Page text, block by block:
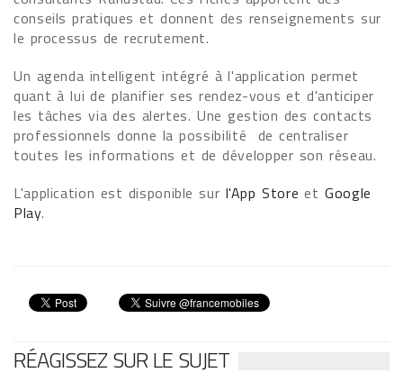
conseils pratiques et donnent des renseignements sur
le processus de recrutement.
Un agenda intelligent intégré à l'application permet
quant à lui de planifier ses rendez-vous et d'anticiper
les tâches via des alertes. Une gestion des contacts
professionnels donne la possibilité de centraliser
toutes les informations et de développer son réseau.
L'application est disponible sur l'App Storeet Google
Play.
RÉAGISSEZ SUR LE SUJET